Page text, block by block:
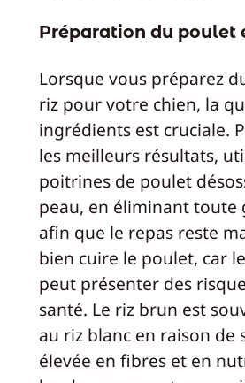
Préparation du poulet
Lorsque vous préparez
riz pour votre chien, la
ingrédients est cruciale.
les meilleurs résultats,
poitrines de poulet
peau, en éliminant toute
afin que le repas reste
bien cuire le poulet, car
peut présenter des
santé. Le riz brun est
au riz blanc en raison de
élevée en fibres et en